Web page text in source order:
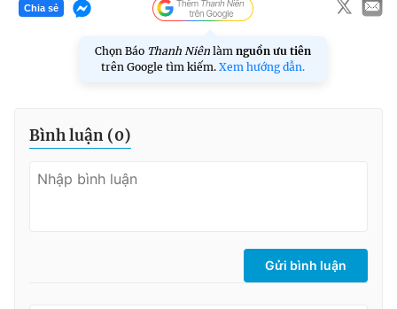
Chia sẻ
Chọn Báo Thanh Niên làm nguồn ưu tiên
trên Google tìm kiếm. Xem hướng dẫn.
Bình luận (0)
Gửi bình luận